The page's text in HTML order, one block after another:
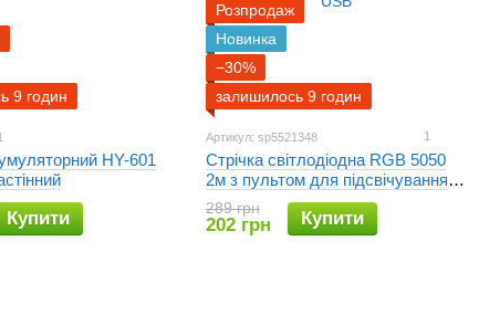
9 годин
HY-601
Купити
Розпродаж
Новинка
−30%
залишилось 9 годин
Артикул: sp5521348 1
Стрічка світлодіодна RGB 5050
2м з пультом для підсвічування
телевізора, монітора, меблів від
USB
289 грн
202 грн Купити